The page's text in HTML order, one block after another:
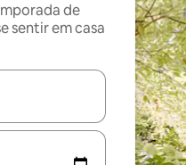
de
sentir em casa
explore-os usando